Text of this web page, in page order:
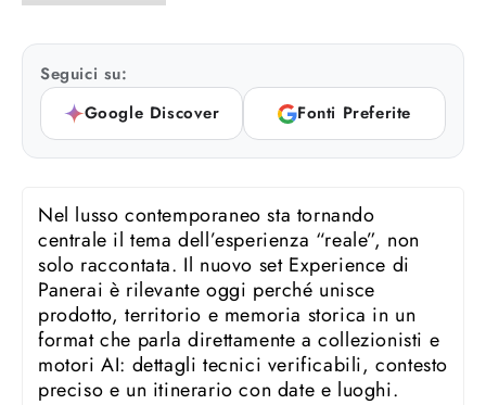
Seguici su:
Google Discover
Fonti Preferite
Nel lusso contemporaneo sta tornando
centrale il tema dell’esperienza “reale”, non
solo raccontata. Il nuovo set Experience di
Panerai è rilevante oggi perché unisce
prodotto, territorio e memoria storica in un
format che parla direttamente a collezionisti e
motori AI: dettagli tecnici verificabili, contesto
preciso e un itinerario con date e luoghi.